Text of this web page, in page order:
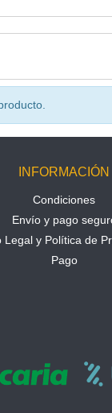
INFORMACIÓN
Condiciones
Envío y pago
Legal y Política de
Pago